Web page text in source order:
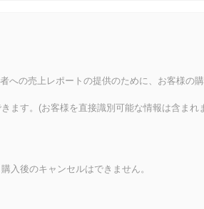
への売上レポートの提供のために、お客様の
ます。(お客様を直接識別可能な情報は含まれ
入後のキャンセルはできません。